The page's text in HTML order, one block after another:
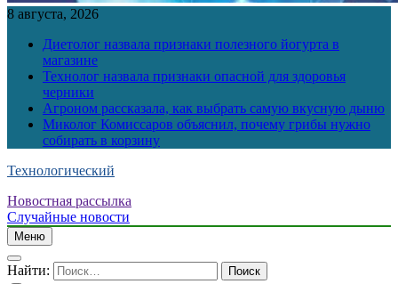
8 августа, 2026
Диетолог назвала признаки полезного йогурта в
магазине
Технолог назвала признаки опасной для здоровья
черники
Агроном рассказала, как выбрать самую вкусную дыню
Миколог Комиссаров объяснил, почему грибы нужно
собирать в корзину
Технологический
Новостная рассылка
Случайные новости
Меню
Найти: